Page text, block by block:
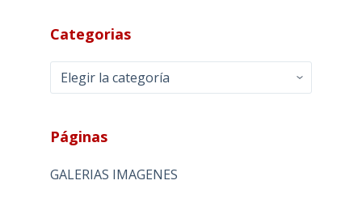
Categorias
Categorias
Páginas
GALERIAS IMAGENES